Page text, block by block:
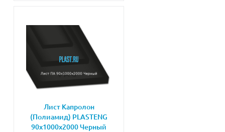
Лист Капролон
(Полиамид) PLASTENG
90х1000х2000 Черный